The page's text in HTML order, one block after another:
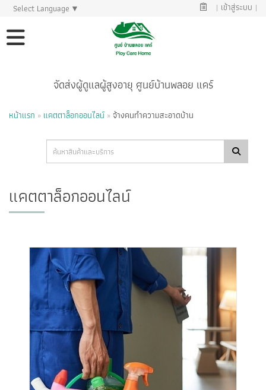
Select Language ▼ | เข้าสู่ระบบ |
จัดส่งผู้ดูแลผู้สูงอายุ ศูนย์บ้านพลอย แคร์
หน้าแรก » แคตตาล็อกออนไลน์» จ้างคนทำความสะอาดบ้าน
แคตตาล็อกออนไลน์